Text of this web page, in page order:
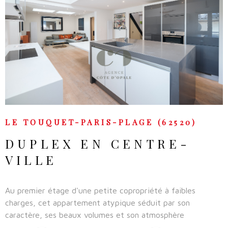
LE TOUQUET-PARIS-PLAGE (62520)
DUPLEX EN CENTRE-
VILLE
Au premier étage d'une petite copropriété à faibles
charges, cet appartement atypique séduit par son
caractère, ses beaux volumes et son atmosphère
VOIR LE BIEN